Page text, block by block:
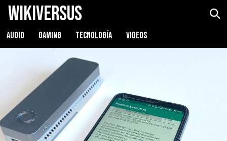
WikiVersus
AUDIO GAMING TECNOLOGÍA VIDEOS